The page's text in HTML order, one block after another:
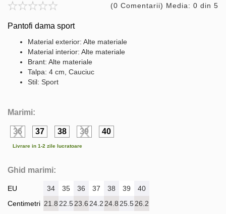
(0 Comentarii) Media: 0 din 5
Pantofi dama sport
Material exterior: Alte materiale
Material interior: Alte materiale
Brant: Alte materiale
Talpa: 4 cm, Cauciuc
Stil: Sport
Marimi:
36 37 38 39 40
Livrare in 1-2 zile lucratoare
Ghid marimi:
EU
Centimetri
34 35 36 37 38 39
40
21.8 22.523.6 24.2 24.8 25.526.2